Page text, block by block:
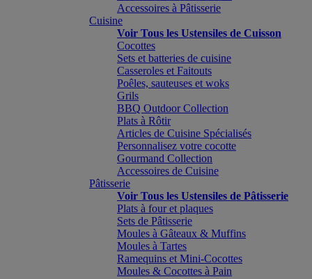
Accessoires à Pâtisserie
Cuisine
Voir Tous les Ustensiles de Cuisson
Cocottes
Sets et batteries de cuisine
Casseroles et Faitouts
Poêles, sauteuses et woks
Grils
BBQ Outdoor Collection
Plats à Rôtir
Articles de Cuisine Spécialisés
Personnalisez votre cocotte
Gourmand Collection
Accessoires de Cuisine
Pâtisserie
Voir Tous les Ustensiles de Pâtisserie
Plats à four et plaques
Sets de Pâtisserie
Moules à Gâteaux & Muffins
Moules à Tartes
Ramequins et Mini-Cocottes
Moules & Cocottes à Pain